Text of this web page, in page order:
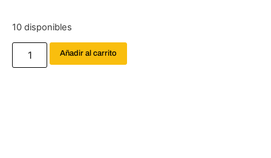
10 disponibles
Añadir al carrito